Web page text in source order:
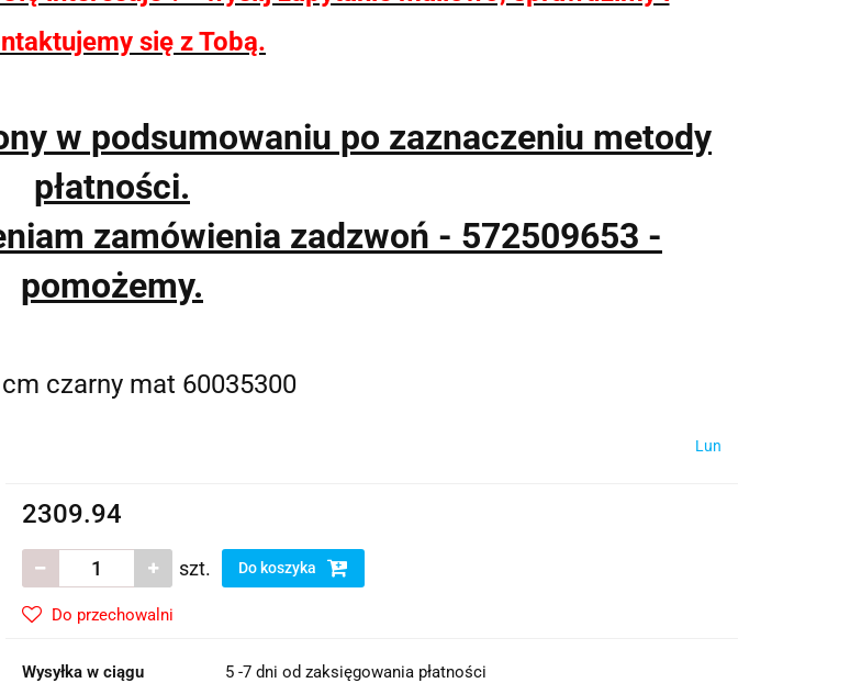
się z Tobą.
w podsumowaniu po zaznaczeniu metody
płatności.
zamówienia zadzwoń - 572509653 -
pomożemy.
czarny mat 60035300
Lun
2309.94
szt. Do koszyka
Do przechowalni
Wysyłka w ciągu
5 -7 dni od zaksięgowania płatności